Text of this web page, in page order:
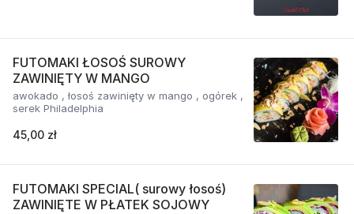
FUTOMAKI ŁOSOŚ SUROWY
ZAWINIĘTY W MANGO
awokado , łosoś zawinięty w mango , ogórek ,
serek Philadelphia
45,00 zł
FUTOMAKI SPECIAL( surowy łosoś)
ZAWINIĘTE W PŁATEK SOJOWY